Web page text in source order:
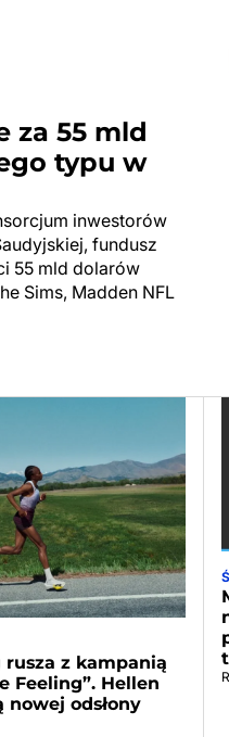
za 55 mld
typu w
inwestorów
fundusz
55 mld dolarów
Sims, Madden NFL
z kampanią
Feeling”. Hellen
odsłony